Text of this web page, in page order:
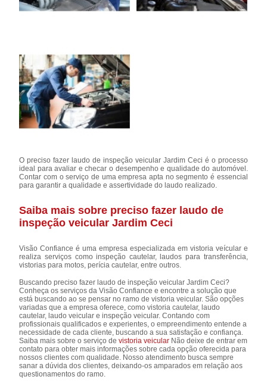
O preciso fazer laudo de inspeção veicular Jardim Ceci é o processo
ideal para avaliar e checar o desempenho e qualidade do automóvel.
Contar com o serviço de uma empresa apta no segmento é essencial
para garantir a qualidade e assertividade do laudo realizado.
Saiba mais sobre preciso fazer laudo de
inspeção veicular Jardim Ceci
Visão Confiance é uma empresa especializada em vistoria veícular e
realiza serviços como inspeção cautelar, laudos para transferência,
vistorias para motos, perícia cautelar, entre outros.
Buscando preciso fazer laudo de inspeção veicular Jardim Ceci?
Conheça os serviços da Visão Confiance e encontre a solução que
está buscando ao se pensar no ramo de vistoria veicular. São opções
variadas que a empresa oferece, como vistoria cautelar, laudo
cautelar, laudo veicular e inspeção veicular. Contando com
profissionais qualificados e experientes, o empreendimento entende a
necessidade de cada cliente, buscando a sua satisfação e confiança.
Saiba mais sobre o serviço devistoria veicular Não deixe de entrar em
contato para obter mais informações sobre cada opção oferecida para
nossos clientes com qualidade. Nosso atendimento busca sempre
sanar a dúvida dos clientes, deixando-os amparados em relação aos
questionamentos do ramo.